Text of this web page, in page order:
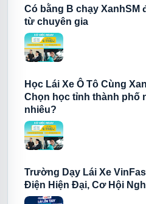
Có bằng B chạy XanhSM
từ chuyên gia
Học Lái Xe Ô Tô Cùng
Chọn học tỉnh thành phố
nhiêu?
Trường Dạy Lái Xe
Điện Hiện Đại, Cơ Hội